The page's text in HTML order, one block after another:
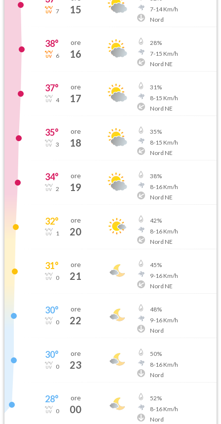
7 15
7-14Km/h
Nord
38°
6
ore
16
28%
7-15 Km/h
Nord NE
37°
4
ore
17
31%
8-15 Km/h
Nord NE
35°
3
ore
18
35%
8-15 Km/h
Nord NE
34°
2
ore
19
38%
8-16Km/h
Nord NE
32°
1
ore
20
42%
8-16Km/h
Nord NE
31°
0
ore
21
45%
9-16Km/h
Nord NE
30°
0
ore
22
48%
9-16Km/h
Nord
30°
0
ore
23
50%
8-16Km/h
Nord
28°
0
ore
00
52%
8-16Km/h
Nord